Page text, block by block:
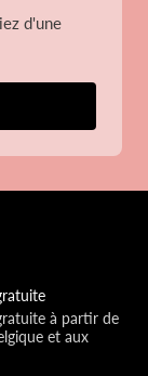
d'une
à partir de
et aux